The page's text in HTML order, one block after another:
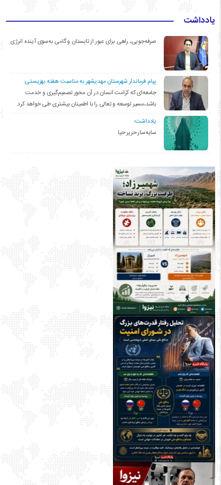
یادداشت
صرفه‌جویی، راهی برای عبور از تابستان و گامی به‌سوی آینده انرژی
پیام فرماندار شهرستان مهدیشهر به مناسبت هفته بهزیستی:
جامعه‌ای که کرامت انسان در آن محور تصمیم‌گیری و خدمت
باشد،مسیر توسعه و تعالی را با اطمینان بیشتری طی خواهد کرد.
یادداشت؛
سایه‌سار حریر حیا